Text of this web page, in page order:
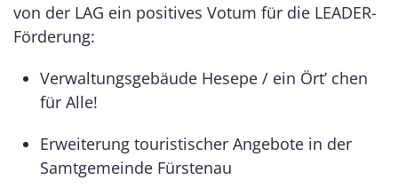
von der LAG ein positives Votum für die LEADER-
Förderung:
Verwaltungsgebäude Hesepe / ein Ört’ chen
für Alle!
Erweiterung touristischer Angebote in der
Samtgemeinde Fürstenau